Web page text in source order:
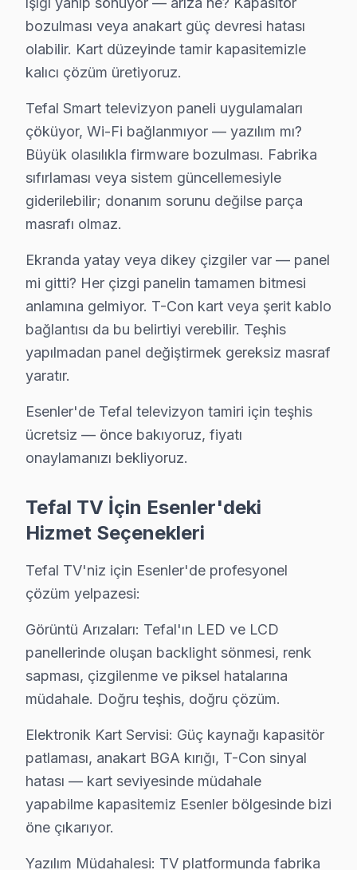
Tefal akıllı TV'niz sorun mu yaşıyor? Esenler'de sık
Tefal LED TV'nin ekranı kararmış, ses geliyor — ne
Tefal görüntüleme sistemi açılmıyor, standby ışığı
Tefal Smart televizyon paneli uygulamaları çöküyor,
Ekranda yatay veya dikey çizgiler var — panel mi
Esenler'de Tefal televizyon tamiri için teşhis ücretsiz
Tefal TV İçin Esenler'deki Hizmet Seçenekleri
Tefal TV'niz için Esenler'de profesyonel çözüm
Elektronik Kart Servisi: Güç kaynağı kapasitör
Yazılım Müdahalesi: TV platformunda fabrika
LED ve Aydınlatma: Backlight şerit tamiri veya
» Esenler ve çevre mahallelere aynı gün servis imkânı.
Esenler Tefal TV tamir garantisi: 15 yıldır
Tefal parça güvencesi: Esenler servisimizde orijinal
Tefal'a özgü yazılım güncelleme sorunu arızası dahil
7/24 Tefal Destek Hattı: Esenler'den tamir sonrası
Esenler'de Tefal televizyonlarınız için orijinal yedek
Esenler TV yedek parça hizmetlerimiz:
• Esenler'de Panel (LCD, OLED, QLED) ve LED
• Esenler'de T-Con kartı ve inverter kart değişimi
• Esenler'de uzaktan kumanda alıcısı ve HDMI port
• Esenler'de tüm parçalarda 2 yıl garanti
• Hızlı tedarik: çoğu parça Esenler stoğumuzda
bozulması veya anakart güç devresi hatası
olabilir. Kart düzeyinde tamir kapasitemizle
kalıcı çözüm üretiyoruz.
Tefal Smart televizyon paneli uygulamaları
çöküyor, Wi-Fi bağlanmıyor — yazılım mı?
Büyük olasılıkla firmware bozulması. Fabrika
sıfırlaması veya sistem güncellemesiyle
giderilebilir; donanım sorunu değilse parça
masrafı olmaz.
Ekranda yatay veya dikey çizgiler var — panel
mi gitti? Her çizgi panelin tamamen bitmesi
anlamına gelmiyor. T-Con kart veya şerit kablo
bağlantısı da bu belirtiyi verebilir. Teşhis
yapılmadan panel değiştirmek gereksiz masraf
yaratır.
Esenler'de Tefal televizyon tamiri için teşhis
ücretsiz — önce bakıyoruz, fiyatı
onaylamanızı bekliyoruz.
Tefal TV İçin Esenler'deki
Hizmet Seçenekleri
Tefal TV'niz için Esenler'de profesyonel
çözüm yelpazesi:
Görüntü Arızaları: Tefal'ın LED ve LCD
panellerinde oluşan backlight sönmesi, renk
sapması, çizgilenme ve piksel hatalarına
müdahale. Doğru teşhis, doğru çözüm.
Elektronik Kart Servisi: Güç kaynağı kapasitör
patlaması, anakart BGA kırığı, T-Con sinyal
hatası — kart seviyesinde müdahale
yapabilme kapasitemiz Esenler bölgesinde bizi
öne çıkarıyor.
Yazılım Müdahalesi: TV platformunda fabrika